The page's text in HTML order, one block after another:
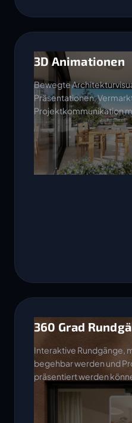
3D Animationen
Bewegte
Präsentationen,
Projektkommunikation
360 Grad
Interaktive Rundgänge,
begehbar werden und
präsentiert werden